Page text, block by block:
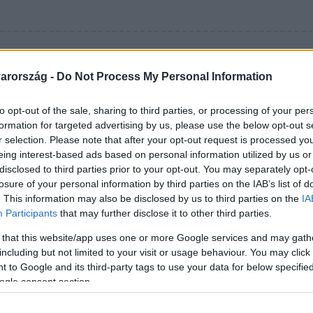
- Do Not Process My Personal Information
opt-out of the sale, sharing to third parties, or processing of your
for targeted advertising by us, please use the below opt-out
selection. Please note that after your opt-out request is processed
interest-based ads based on personal information utilized by us
to third parties prior to your opt-out. You may separately
of your personal information by third parties on the IAB’s list of
This information may also be disclosed by us to third parties on the
Participants that may further disclose it to other third parties.
that this website/app uses one or more Google services and may
but not limited to your visit or usage behaviour. You may
to Google and its third-party tags to use your data for below
consent section.
támadják Kínából a
Fukusima miatt
négy étterme, illetve cukrászdája egy nap
16:40
sófelvásárlás kezdődött Kínában a
tengeri ételek importját, és minden fórumon tiltakozik
az óceánba a 2011-es földrengés és cunami miatt
a szennyező anyagokat a vízből, amit felhigítanak, és így
az 1 millió 340 ezer tonna, azaz mintegy 500 olimpiai